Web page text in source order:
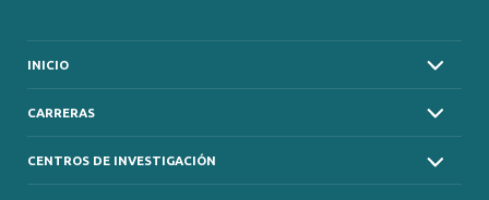
INICIO
CARRERAS
CENTROS DE INVESTIGACIÓN